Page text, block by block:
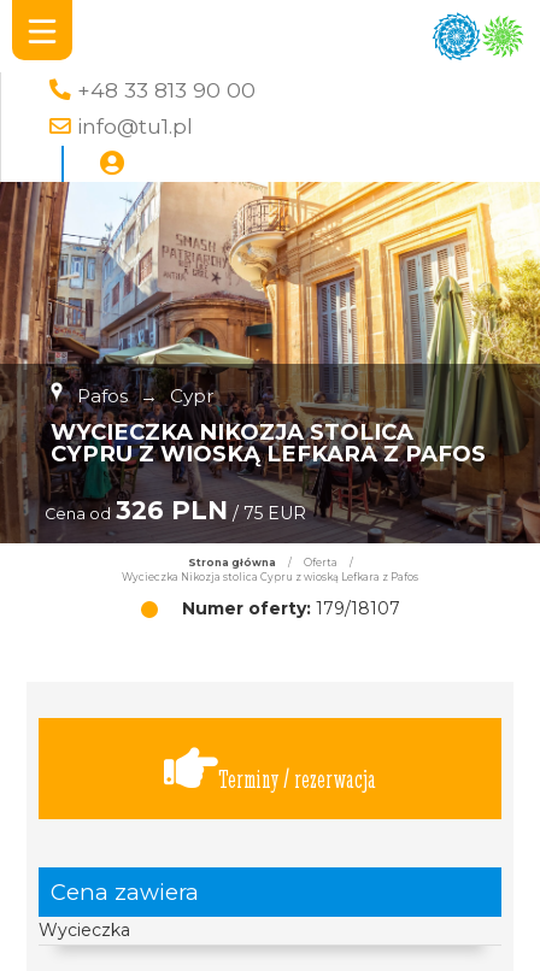
+48 33 813 90 00
info@tu1.pl
Pafos → Cypr
WYCIECZKA NIKOZJA STOLICA
CYPRU Z WIOSKĄ LEFKARA Z PAFOS
Cena od 326 PLN / 75 EUR
Strona główna / Oferta
/
Wycieczka Nikozja stolica Cypru z wioską Lefkara z Pafos
Numer oferty:179/18107
Terminy / rezerwacja
Cena zawiera
Wycieczka